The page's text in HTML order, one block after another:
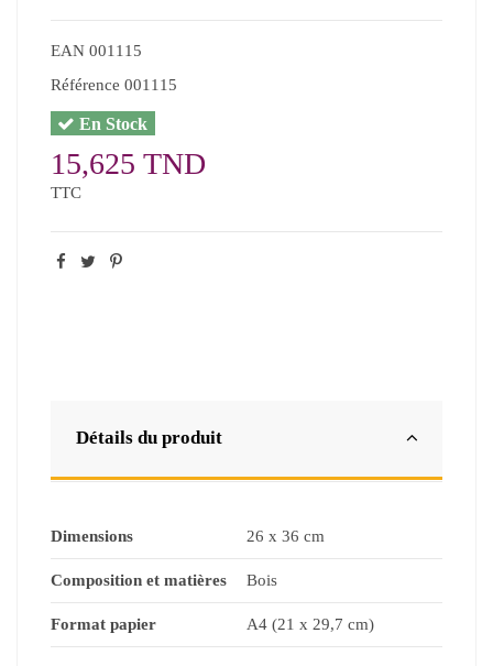
EAN 001115
Référence 001115
En Stock
15,625 TND
TTC
Détails du produit
Dimensions 26 x 36 cm
Composition et matières Bois
Format papier A4 (21 x 29,7 cm)